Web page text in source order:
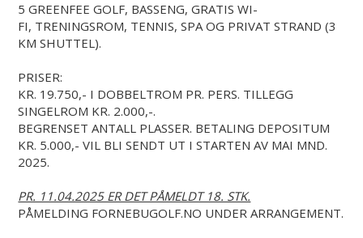
5 GREENFEE GOLF, BASSENG, GRATIS WI-
FI, TRENINGSROM, TENNIS, SPA OG PRIVAT STRAND (3
KM SHUTTEL).
PRISER:
KR. 19.750,- I DOBBELTROM PR. PERS. TILLEGG
SINGELROM KR. 2.000,-.
BEGRENSET ANTALL PLASSER. BETALING DEPOSITUM
KR. 5.000,- VIL BLI SENDT UT I STARTEN AV MAI MND.
2025.
PR. 11.04.2025 ER DET PÅMELDT 18. STK.
PÅMELDING FORNEBUGOLF.NO UNDER ARRANGEMENT.